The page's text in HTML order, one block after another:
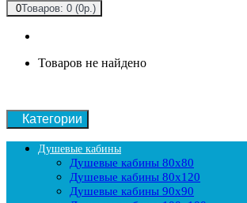
0Товаров: 0 (0р.)
Товаров не найдено
Категории
Душевые кабины
Душевые кабины 80x80
Душевые кабины 80x120
Душевые кабины 90х90